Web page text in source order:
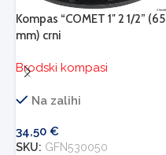
Kompas “COMET 1″ 2 1/2” (65
mm) crni
Brodski kompasi
Na zalihi
34,50 €
SKU: GFN530050